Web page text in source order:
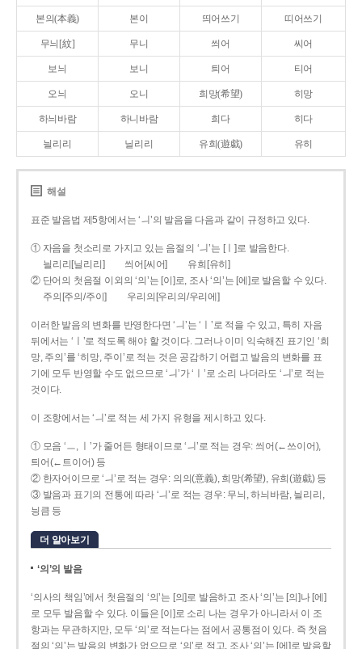
본의(本義) 본이 띄어쓰기 띠어쓰기
무늬[紋] 무니 씌어 씨어
보늬 보니 틔어 티어
오늬 오니 희망(希望) 히망
하늬바람 하니바람 희다 히다
늴리리 닐리리 유희(遊戱) 유히
해설
표준 발음법 제5항에서는 ‘ㅢ’의 발음을 다음과 같이 규정하고 있다.
① 자음을 첫소리로 가지고 있는 음절의 ‘ㅢ’는 [ㅣ]로 발음한다.
늴리리[닐리리]
씌어[씨어]
유희[유히]
② 단어의 첫음절 이외의 ‘의’는 [이]로, 조사 ‘의’는 [에]로 발음할 수 있다.
주의[주의/주이]
우리의[우리의/우리에]
이러한 발음의 변화를 반영한다면 ‘ㅢ’는 ‘ㅣ’로 적을 수 있고, 특히 자음
뒤에서는 ‘ㅣ’로 적도록 해야 할 것이다. 그러나 이미 익숙해진 표기인 ‘희
망, 주의’를 ‘히망, 주이’로 적는 것은 공감하기 어렵고 발음의 변화를 표
기에 모두 반영할 수도 없으므로 ‘ㅢ’가 ‘ㅣ’로 소리 나더라도 ‘ㅢ’로 적는
것이다.
이 조항에서는 ‘ㅢ’로 적는 세 가지 유형을 제시하고 있다.
① 모음 ‘ㅡ, ㅣ’가 줄어든 형태이므로 ‘ㅢ’로 적는 경우: 씌어(←쓰이어),
틔어(←트이어) 등
② 한자어이므로 ‘ㅢ’로 적는 경우: 의의(意義), 희망(希望), 유희(遊戱) 등
③ 발음과 표기의 전통에 따라 ‘ㅢ’로 적는 경우: 무늬, 하늬바람, 늴리리,
닁큼 등
더 알아보기
‘의’의 발음
‘의사의 책임’에서 첫음절의 ‘의’는 [의]로 발음하고 조사 ‘의’는 [의]나 [에]
로 모두 발음할 수 있다. 이들은 [이]로 소리 나는 경우가 아니라서 이 조
항과는 무관하지만, 모두 ‘의’로 적는다는 점에서 공통점이 있다. 즉 첫음
절의 ‘의’는 발음의 변화가 없으므로 ‘의’로 적고, 조사 ‘의’는 [에]로 발음할